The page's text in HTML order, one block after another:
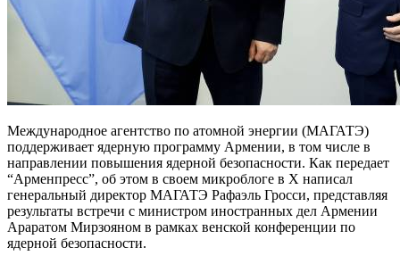
Международное агентство по атомной энергии (МАГАТЭ)
поддерживает ядерную программу Армении, в том числе в
направлении повышения ядерной безопасности. Как передает
“Арменпресс”, об этом в своем микроблоге в X написал
генеральный директор МАГАТЭ Рафаэль Гросси, представляя
результаты встречи с министром иностранных дел Армении
Араратом Мирзояном в рамках венской конференции по
ядерной безопасности.